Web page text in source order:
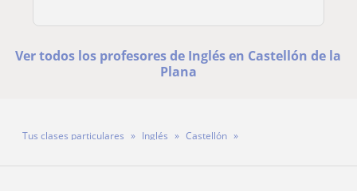
Ver todos los profesores de Inglés en Castellón de la
Plana
Tus clases particulares Inglés
Castellón